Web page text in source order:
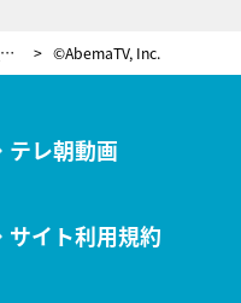
ショートカット美女×年上マッチョ、バックハグしながら甘いキス！「特別やからな」 ©AbemaTV, Inc.
テレ朝動画
サイト利用規約